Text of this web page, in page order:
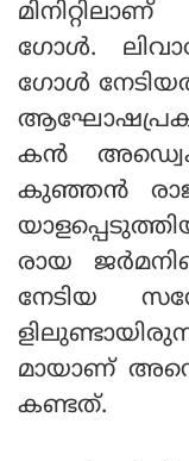
ഗോൾ.
ഗോൾ
കൻ
കുഞ്ഞൻ
രായ
നേടിയ
മായാണ്
കണ്ടത്.